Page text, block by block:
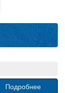
Подробнее